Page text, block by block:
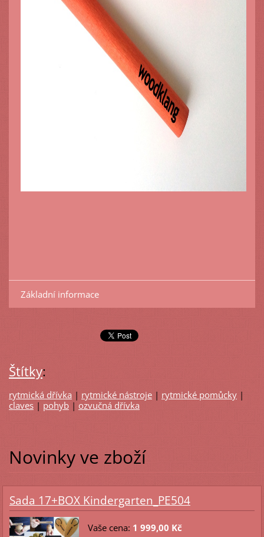
Základní informace
Štítky:
rytmická dřívka | rytmické nástroje | rytmické pomůcky |
claves | pohyb | ozvučná dřívka
Novinky ve zboží
Sada 17+BOX Kindergarten_PE504
Vaše cena: 1 999,00 Kč